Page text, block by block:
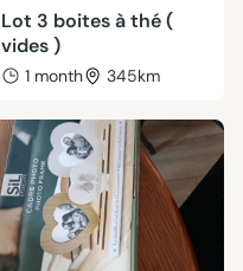
Lot 3 boites à thé (
vides )
1 month 345km